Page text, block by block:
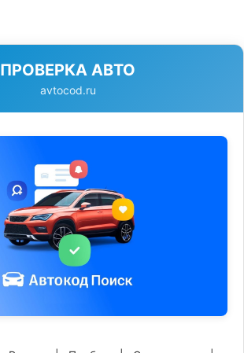
ПРОВЕРКА АВТО
avtocod.ru